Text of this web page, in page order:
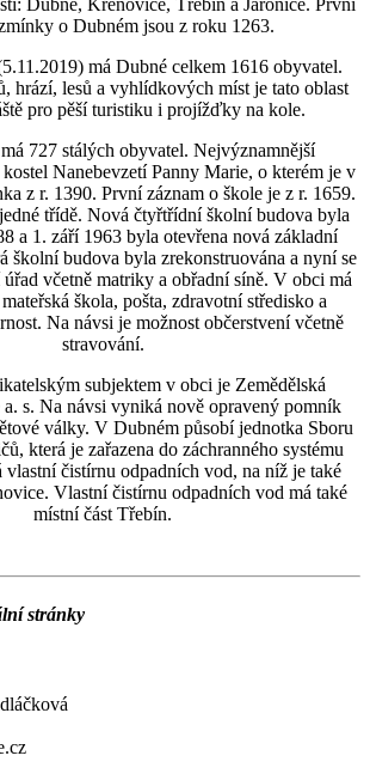
Dubné, Křenovice, Třebín a Jaronice. První
o Dubném jsou z roku 1263.
má Dubné celkem 1616 obyvatel.
hrází, lesů a vyhlídkových míst je tato oblast
pro pěší turistiku i projížďky na kole.
727 stálých obyvatel. Nejvýznamnější
Nanebevzetí Panny Marie, o kterém je v
z r. 1390. První záznam o škole je z r. 1659.
třídě. Nová čtyřtřídní školní budova byla
a 1. září 1963 byla otevřena nová základní
školní budova byla zrekonstruována a nyní se
včetně matriky a obřadní síně. V obci má
škola, pošta, zdravotní středisko a
Na návsi je možnost občerstvení včetně
stravování.
subjektem v obci je Zemědělská
a. s. Na návsi vyniká nově opravený pomník
války. V Dubném působí jednotka Sboru
která je zařazena do záchranného systému
vlastní čistírnu odpadních vod, na níž je také
Vlastní čistírnu odpadních vod má také
místní část Třebín.
stránky